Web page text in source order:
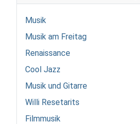
Musik
Musik am Freitag
Renaissance
Cool Jazz
Musik und Gitarre
Willi Resetarits
Filmmusik